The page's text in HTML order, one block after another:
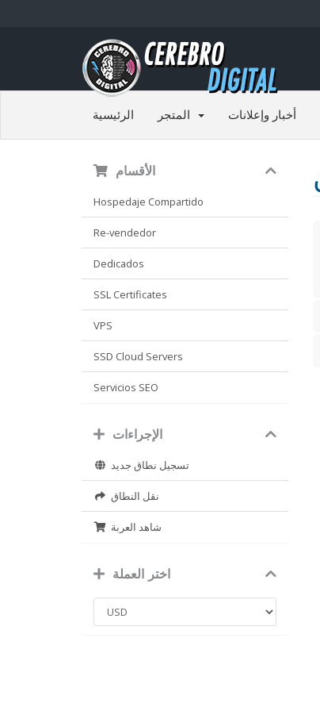
الرئيسية أخبار وإعلانات
الأقسام
Hospedaje Compartido
Re-vendedor
Dedicados
SSL Certificates
VPS
SSD Cloud Servers
Servicios SEO
الإجراءات
تسجيل نطاق جديد
نقل النطاق
شاهد العربة
اختر العملة